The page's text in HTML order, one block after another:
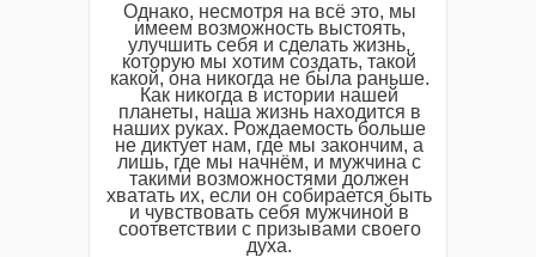
Однако, несмотря на всё это, мы
имеем возможность выстоять,
улучшить себя и сделать жизнь,
которую мы хотим создать, такой
какой, она никогда не была раньше.
Как никогда в истории нашей
планеты, наша жизнь находится в
наших руках. Рождаемость больше
не диктует нам, где мы закончим, а
лишь, где мы начнём, и мужчина с
такими возможностями должен
хватать их, если он собирается быть
и чувствовать себя мужчиной в
соответствии с призывами своего
духа.